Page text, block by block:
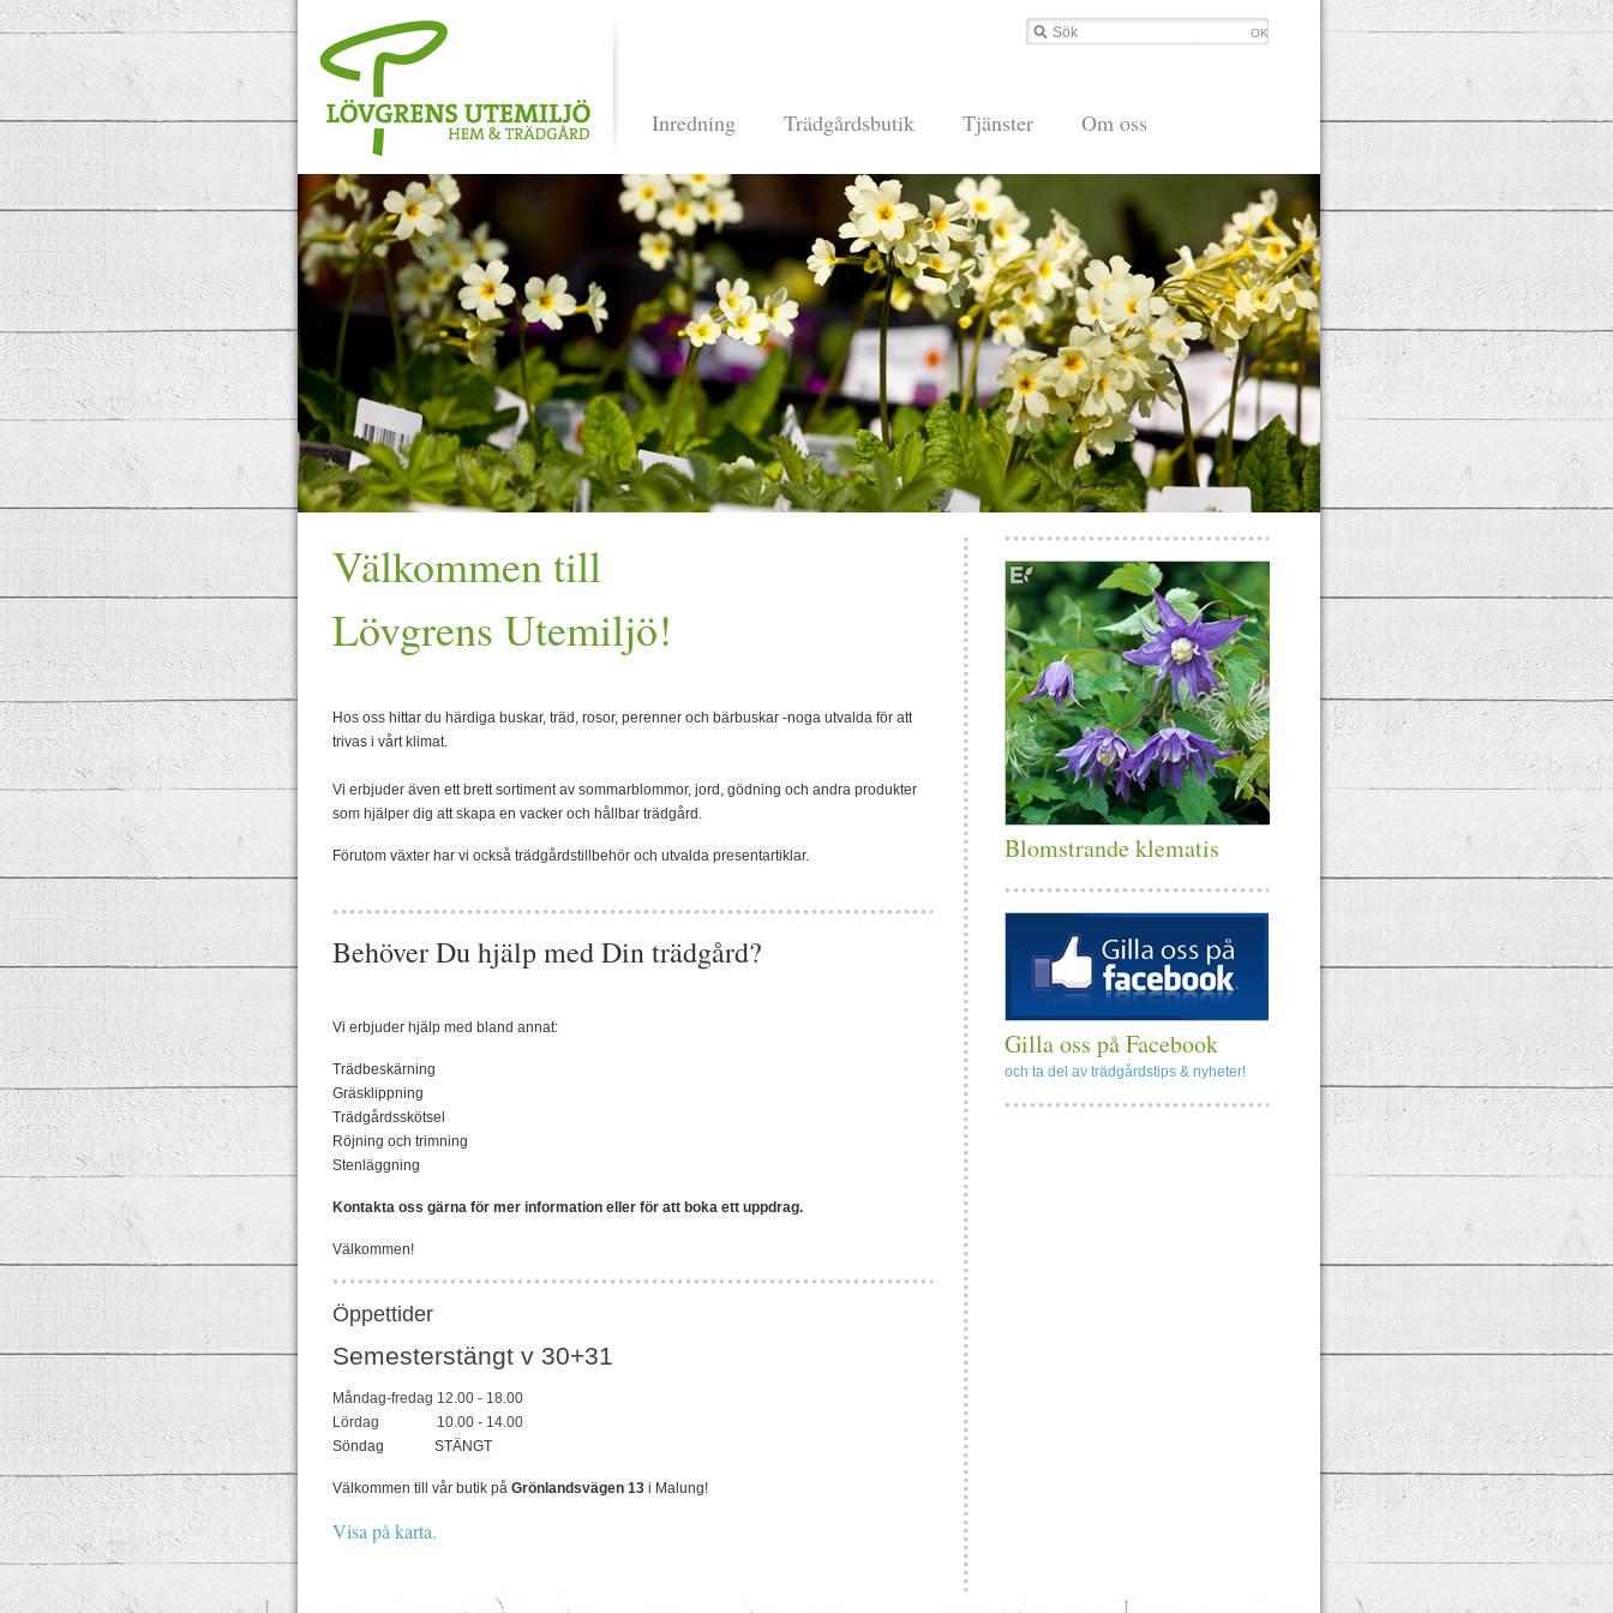
OK
Inredning Trädgårdsbutik Tjänster Om oss
Välkommen till
Lövgrens Utemiljö!
Hos oss hittar du härdiga buskar, träd, rosor, perenner och bärbuskar -noga utvalda för att
trivas i vårt klimat.
Vi erbjuder även ett brett sortiment av sommarblommor, jord, gödning och andra produkter
som hjälper dig att skapa en vacker och hållbar trädgård.
Förutom växter har vi också trädgårdstillbehör och utvalda presentartiklar.
Behöver Du hjälp med Din trädgård?
Vi erbjuder hjälp med bland annat:
Trädbeskärning
Gräsklippning
Trädgårdsskötsel
Röjning och trimning
Stenläggning
Kontakta oss gärna för mer information eller för att boka ett uppdrag.
Välkommen!
Öppettider
Semesterstängt v 30+31
Måndag-fredag 12.00 - 18.00
Lördag 10.00 - 14.00
Söndag STÄNGT
Välkommen till vår butik på Grönlandsvägen 13 i Malung!
Visa på karta.
Blomstrande klematis
Gilla oss på Facebook
och ta del av trädgårdstips & nyheter!